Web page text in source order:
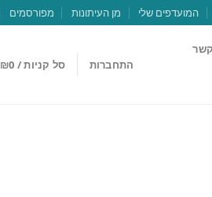
המועדפים שלי מן העיתונות מפורסמים
התחברות סל קניות / ₪0